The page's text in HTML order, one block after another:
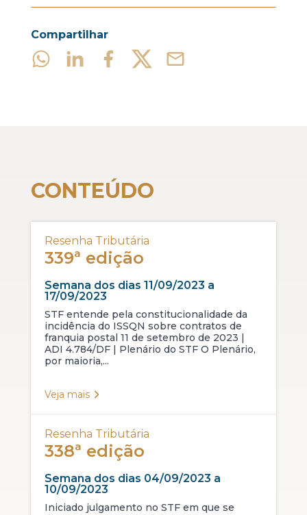
Compartilhar
CONTEÚDO
Resenha Tributária
339ª edição
Semana dos dias 11/09/2023 a
17/09/2023
STF entende pela constitucionalidade da
incidência do ISSQN sobre contratos de
franquia postal 11 de setembro de 2023 |
ADI 4.784/DF | Plenário do STF O Plenário,
por maioria,...
Veja mais
Resenha Tributária
338ª edição
Semana dos dias 04/09/2023 a
10/09/2023
Iniciado julgamento no STF em que se